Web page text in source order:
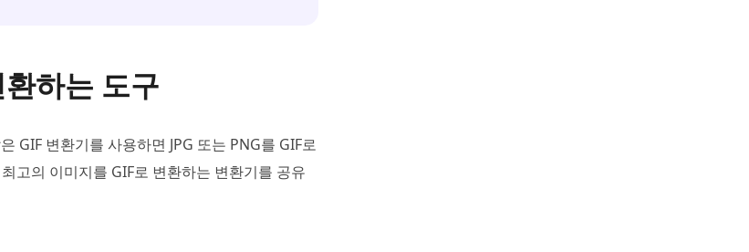
하는 도구
GIF 변환기를 사용하면 JPG 또는 PNG를 GIF로
고의 이미지를 GIF로 변환하는 변환기를 공유